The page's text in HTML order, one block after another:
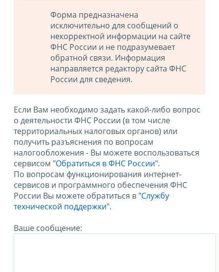
Форма предназначена
исключительно для сообщений о
некорректной информации на сайте
ФНС России и не подразумевает
обратной связи. Информация
направляется редактору сайта ФНС
России для сведения.
Если Вам необходимо задать какой-либо вопрос
о деятельности ФНС России (в том числе
территориальных налоговых органов) или
получить разъяснения по вопросам
налогообложения - Вы можете воспользоваться
сервисом "Обратиться в ФНС России".
По вопросам функционирования интернет-
сервисов и программного обеспечения ФНС
России Вы можете обратиться в "Службу
технической поддержки".
Ваше сообщение: